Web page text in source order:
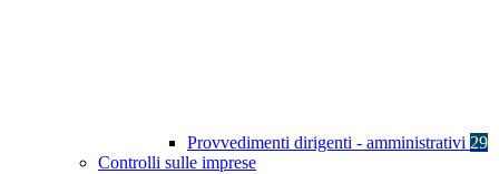
Provvedimenti dirigenti - amministrativi 29
Controlli sulle imprese